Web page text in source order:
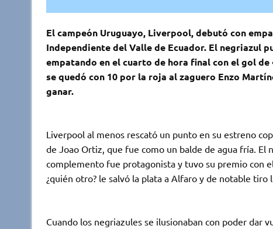
El campeón Uruguayo, Liverpool, debutó con
Independiente del Valle de Ecuador. El negriazul
empatando en el cuarto de hora final con el gol
se quedó con 10 por la roja al zaguero Enzo
ganar.
Liverpool al menos rescató un punto en su estreno
de Joao Ortiz, que fue como un balde de agua fría. El
complemento fue protagonista y tuvo su premio con
¿quién otro? le salvó la plata a Alfaro y de notable tiro
Cuando los negriazules se ilusionaban con poder dar